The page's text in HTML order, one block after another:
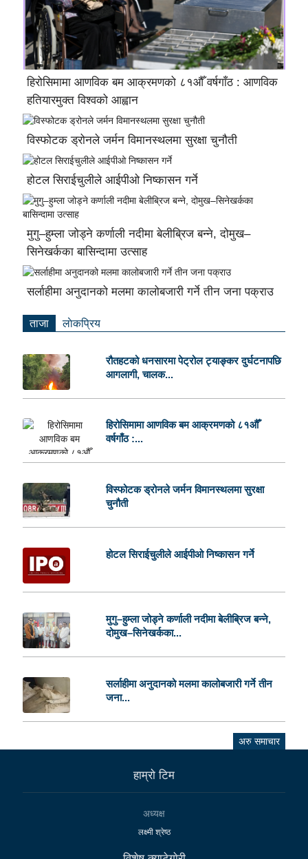
हिरोसिमामा आणविक बम आक्रमणको ८१औँ वर्षगाँठ : आणविक
हतियारमुक्त विश्वको आह्वान
विस्फोटक ड्रोनले जर्मन विमानस्थलमा सुरक्षा चुनौती
होटल सिराईचुलीले आईपीओ निष्कासन गर्ने
मुगु–हुम्ला जोड्ने कर्णाली नदीमा बेलीब्रिज बन्ने, दोमुख–
सिनेखर्कका बासिन्दामा उत्साह
सर्लाहीमा अनुदानको मलमा कालोबजारी गर्ने तीन जना पक्राउ
ताजा लाेकप्रिय
रौतहटको धनसारमा पेट्रोल ट्याङ्कर दुर्घटनापछि
आगलागी, चालक...
हिरोसिमामा आणविक बम आक्रमणको ८१औँ
वर्षगाँठ :...
विस्फोटक ड्रोनले जर्मन विमानस्थलमा सुरक्षा
चुनौती
होटल सिराईचुलीले आईपीओ निष्कासन गर्ने
मुगु–हुम्ला जोड्ने कर्णाली नदीमा बेलीब्रिज बन्ने,
दोमुख–सिनेखर्कका...
सर्लाहीमा अनुदानको मलमा कालोबजारी गर्ने तीन
जना...
अरु समाचार
हाम्राे टिम
अध्यक्ष
लक्ष्मी श्रेष्ठ